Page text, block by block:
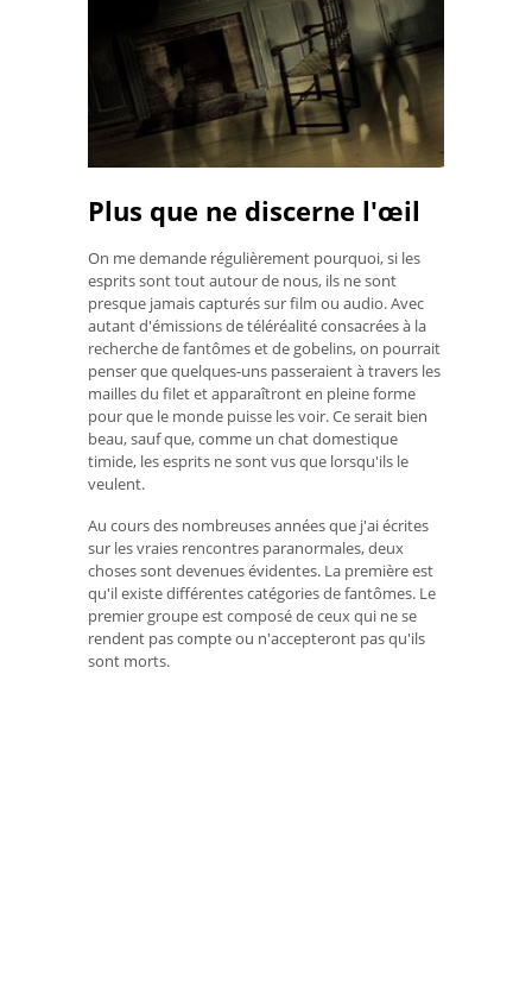
Plus que ne discerne l'œil
On me demande régulièrement pourquoi, si les
esprits sont tout autour de nous, ils ne sont
presque jamais capturés sur film ou audio. Avec
autant d'émissions de téléréalité consacrées à la
recherche de fantômes et de gobelins, on pourrait
penser que quelques-uns passeraient à travers les
mailles du filet et apparaîtront en pleine forme
pour que le monde puisse les voir. Ce serait bien
beau, sauf que, comme un chat domestique
timide, les esprits ne sont vus que lorsqu'ils le
veulent.
Au cours des nombreuses années que j'ai écrites
sur les vraies rencontres paranormales, deux
choses sont devenues évidentes. La première est
qu'il existe différentes catégories de fantômes. Le
premier groupe est composé de ceux qui ne se
rendent pas compte ou n'accepteront pas qu'ils
sont morts.